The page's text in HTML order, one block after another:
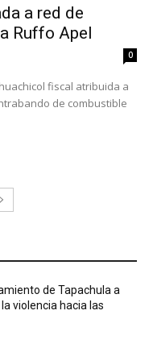
a red de
Ruffo Apel
0
fiscal atribuida a
de combustible
de Tapachula a
violencia hacia las